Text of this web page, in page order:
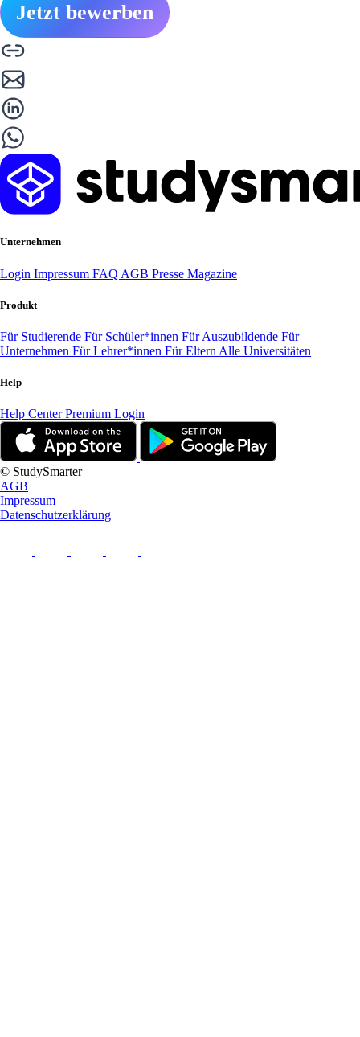
Jetzt bewerben
Unternehmen
Login Impressum FAQ AGB Presse Magazine
Produkt
Für Studierende Für Schüler*innen Für Auszubildende Für
Unternehmen Für Lehrer*innen Für Eltern Alle Universitäten
Help
Help CenterPremium Login
© StudySmarter
AGB
Impressum
Datenschutzerklärung